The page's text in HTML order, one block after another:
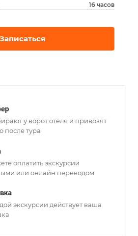
16 часов
Записаться
у ворот отеля и привозят
после тура
оплатить экскурсии
или онлайн переводом
экскурсии действует ваша